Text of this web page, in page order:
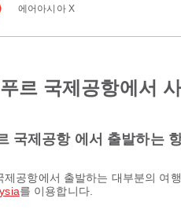
에어아시아 X
르 국제공항에서
국제공항 에서 출발하는
국제공항에서 출발하는 대부분의
를 이용합니다.